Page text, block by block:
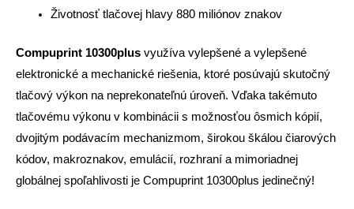
Životnosť tlačovej hlavy 880 miliónov znakov
Compuprint 10300plus využíva vylepšené a vylepšené
elektronické a mechanické riešenia, ktoré posúvajú skutočný
tlačový výkon na neprekonateľnú úroveň. Vďaka takémuto
tlačovému výkonu v kombinácii s možnosťou ôsmich kópií,
dvojitým podávacím mechanizmom, širokou škálou čiarových
kódov, makroznakov, emulácií, rozhraní a mimoriadnej
globálnej spoľahlivosti je Compuprint 10300plus jedinečný!